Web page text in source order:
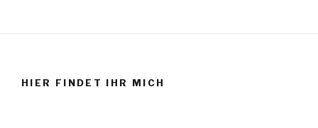
HIER FINDET IHR MICH